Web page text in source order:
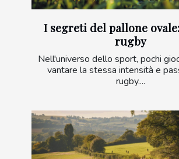
I segreti del pallone
rugby
Nell'universo dello sport, pochi
vantare la stessa intensità e
rugby....